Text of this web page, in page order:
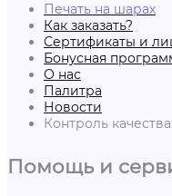
Печать на шарах
Как заказать?
Сертификаты и
Бонусная
О нас
Палитра
Новости
Контроль качества:
Помощь и